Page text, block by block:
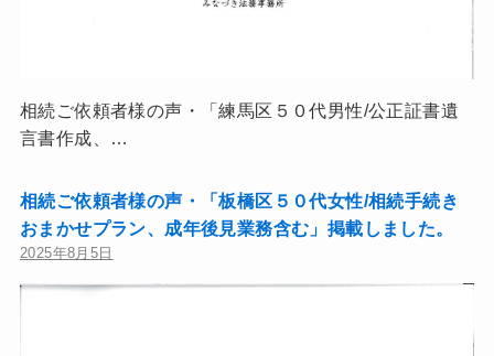
相続ご依頼者様の声・「練馬区５０代男性/公正証書遺
言書作成、…
相続ご依頼者様の声・「板橋区５０代女性/相続手続き
おまかせプラン、成年後見業務含む」掲載しました。
2025年8月5日